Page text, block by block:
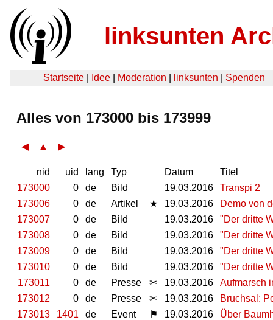
linksunten
Startseite Idee Moderation linksunten Spenden
Alles von 173000 bis 173999
◀ ▲ ▶
nid uid lang Typ Datum
Titel
173000
0 de Bild 19.03.2016
Transpi 2
173006
0 de Artikel ★ 19.03.2016
Demo von
173007
0 de Bild 19.03.2016
"Der dritte
173008
0 de Bild 19.03.2016
"Der dritte
173009
0 de Bild 19.03.2016
"Der dritte
173010
0 de Bild 19.03.2016
"Der dritte
173011
0 de Presse ✂ 19.03.2016
Aufmarsch
173012
0 de Presse ✂ 19.03.2016
Bruchsal:
173013
1401 de Event ⚑ 19.03.2016
Über